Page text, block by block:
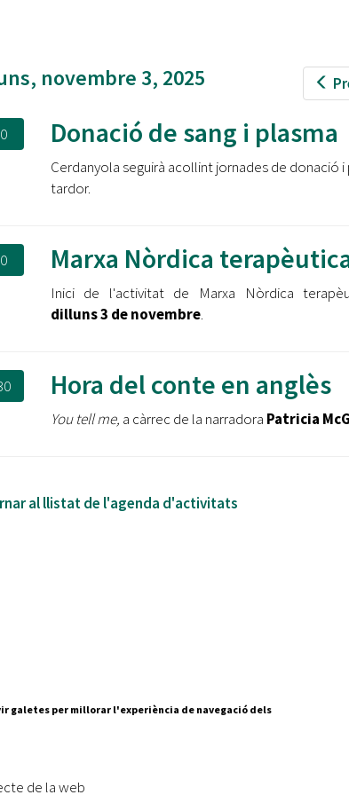
Cerdanyola opta a més de 5 milions d'euros del Pla de
Barris per transformar les Fontetes, Quatre Cantons i
El FIT presenta el cartell de la seva 16a edició i dona el
tret de sortida al festival
L’Ajuntament reparteix ulleres gratuïtes per veure
novembre 3, 2025
Donació de sang i plasma
Cerdanyola seguirà acollint jornades de donació i
tardor.
Marxa Nòrdica
Inici de l'activitat de Marxa Nòrdica
dilluns 3 de novembre.
Hora del conte en anglès
You tell me, a càrrec de la narradora Patricia
al llistat de l'agenda d'activitats
galetes per millorar l'experiència de navegació dels
de la web